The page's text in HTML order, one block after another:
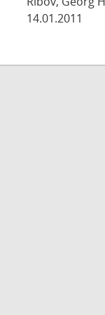
14.01.2011